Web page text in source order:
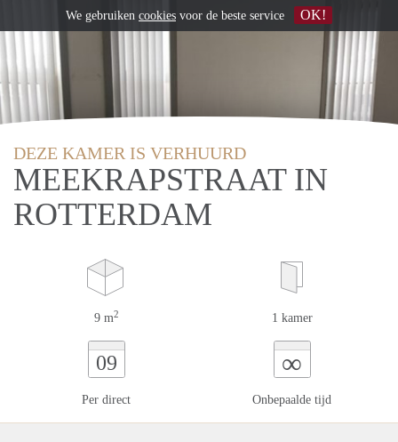
DEZE KAMER IS VERHUURD
MEEKRAPSTRAAT IN
ROTTERDAM
9 m2 1 kamer
09
Per direct
∞
Onbepaalde tijd
We gebruiken cookies voor de beste service OK!